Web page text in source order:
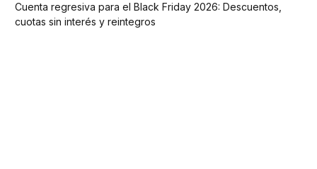
Cuenta regresiva para el Black Friday 2026: Descuentos,
cuotas sin interés y reintegros